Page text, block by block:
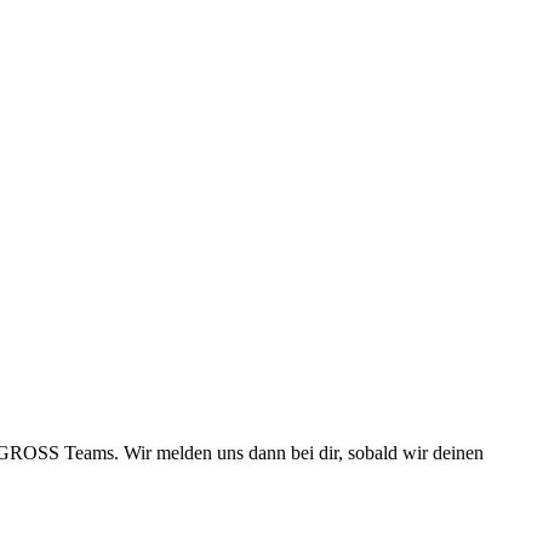
Teams. Wir melden uns dann bei dir, sobald wir deinen